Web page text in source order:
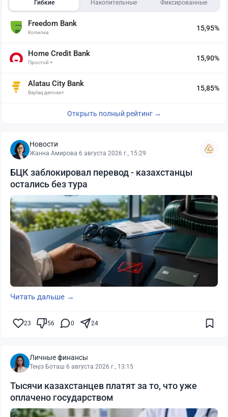
Гибкие Накопительные Фиксированные
Freedom Bank
Копилка
15,95%
Home Credit Bank
Простой +
15,90%
Alatau City Bank
Baytaq депозит
15,85%
Открыть полный рейтинг →
Новости
Жанна Амирова·6 августа 2026 г., 15:29
БЦК заблокировал перевод - казахстанцы
остались без тура
Читать дальше →
23 56 0 24
Личные финансы
Теңіз Боташ·6 августа 2026 г., 13:15
Тысячи казахстанцев платят за то, что уже
оплачено государством